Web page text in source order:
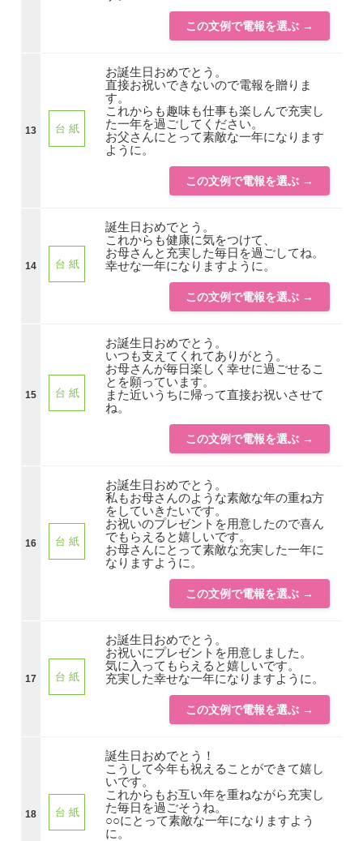
この文例で電報を選ぶ →
13 台 紙
お誕生日おめでとう。
直接お祝いできないので電報を贈りま
す。
これからも趣味も仕事も楽しんで充実し
た一年を過ごしてください。
お父さんにとって素敵な一年になります
ように。
この文例で電報を選ぶ →
14 台 紙
誕生日おめでとう。
これからも健康に気をつけて、
お母さんと充実した毎日を過ごしてね。
幸せな一年になりますように。
この文例で電報を選ぶ →
15 台 紙
お誕生日おめでとう。
いつも支えてくれてありがとう。
お母さんが毎日楽しく幸せに過ごせるこ
とを願っています。
また近いうちに帰って直接お祝いさせて
ね。
この文例で電報を選ぶ →
16 台 紙
お誕生日おめでとう。
私もお母さんのような素敵な年の重ね方
をしていきたいです。
お祝いのプレゼントを用意したので喜ん
でもらえると嬉しいです。
お母さんにとって素敵な充実した一年に
なりますように。
この文例で電報を選ぶ →
17 台 紙
お誕生日おめでとう。
お祝いにプレゼントを用意しました。
気に入ってもらえると嬉しいです。
充実した幸せな一年になりますように。
この文例で電報を選ぶ →
18 台 紙
誕生日おめでとう！
こうして今年も祝えることができて嬉し
いです。
これからもお互い年を重ねながら充実し
た毎日を過ごそうね。
○○にとって素敵な一年になりますよう
に。